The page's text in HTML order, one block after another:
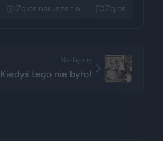
Zglos naruszenie Zglos
Następny
Kiedyś tego nie było!